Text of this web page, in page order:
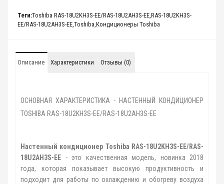
Теги:Toshiba RAS-18U2KH3S-EE/RAS-18U2AH3S-EE,RAS-18U2KH3S-
EE/RAS-18U2AH3S-EE,Toshiba,Кондиционеры Toshiba
Описание Характеристики Отзывы (0)
ОСНОВНАЯ ХАРАКТЕРИСТИКА - НАСТЕННЫЙ КОНДИЦИОНЕР
TOSHIBA RAS-18U2KH3S-EE/RAS-18U2AH3S-EE
Настенный кондиционер Toshiba RAS-18U2KH3S-EE/RAS-
18U2AH3S-EE - это качественная модель, новинка 2018
года, которая показывает высокую продуктивность и
подходит для работы по охлаждению и обогреву воздуха